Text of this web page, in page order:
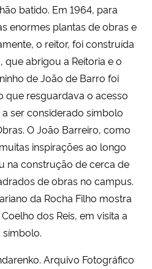
batido. Em 1964, para
enormes plantas de obras e
o reitor, foi construída
que abrigou a Reitoria e o
de João de Barro foi
resguardava o acesso
ser considerado símbolo
O João Barreiro, como
inspirações ao longo
na construção de cerca de
de obras no campus.
da Rocha Filho mostra
dos Reis, em visita a
símbolo.
. Arquivo Fotográfico